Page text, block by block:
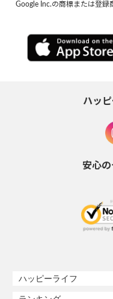
Google Inc.の商標または登録
ハッ
安心の
ハッピーライフ